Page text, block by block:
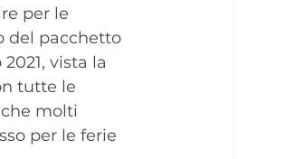
per le
del pacchetto
vista la
tutte le
molti
per le ferie